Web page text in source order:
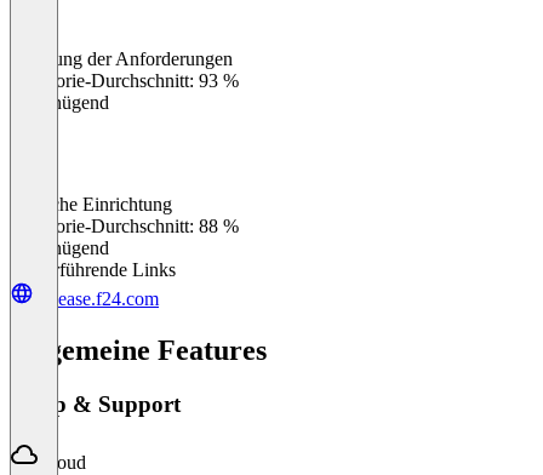
Erfüllung der Anforderungen
Kategorie-Durchschnitt: 93 %
Ungenügend
Einfache Einrichtung
Kategorie-Durchschnitt: 88 %
Ungenügend
Weiterführende Links
topease.f24.com
Allgemeine Features
Setup & Support
Cloud